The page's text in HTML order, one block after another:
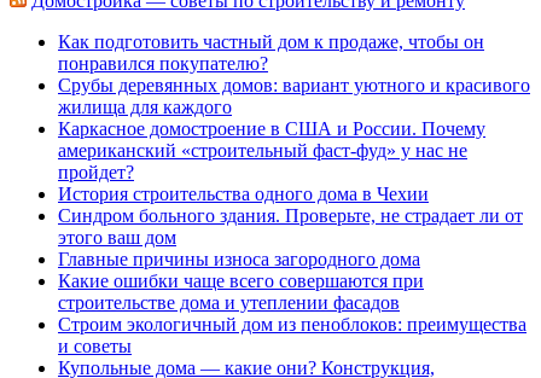
Как подготовить частный дом к продаже, чтобы он
понравился покупателю?
Срубы деревянных домов: вариант уютного и красивого
жилища для каждого
Каркасное домостроение в США и России. Почему
американский «строительный фаст-фуд» у нас не
пройдет?
История строительства одного дома в Чехии
Синдром больного здания. Проверьте, не страдает ли от
этого ваш дом
Главные причины износа загородного дома
Какие ошибки чаще всего совершаются при
строительстве дома и утеплении фасадов
Строим экологичный дом из пеноблоков: преимущества
и советы
Купольные дома — какие они? Конструкция,